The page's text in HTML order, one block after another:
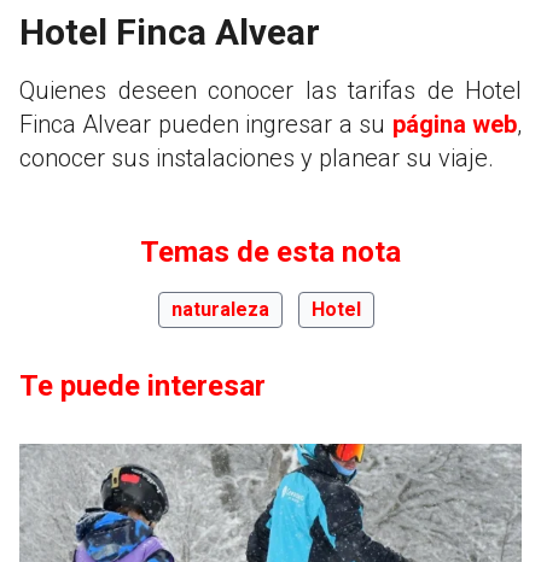
Hotel Finca Alvear
Quienes deseen conocer las tarifas de Hotel
Finca Alvear pueden ingresar a su página web,
conocer sus instalaciones y planear su viaje.
Temas de esta nota
naturaleza Hotel
Te puede interesar